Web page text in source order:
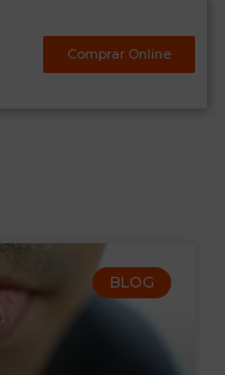
Comprar Online
BLOG